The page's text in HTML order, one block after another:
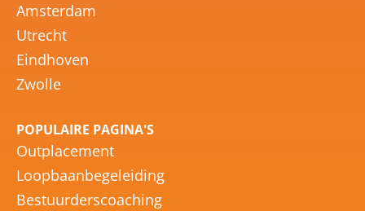
Amsterdam
Utrecht
Eindhoven
Zwolle
POPULAIRE PAGINA'S
Outplacement
Loopbaanbegeleiding
Bestuurderscoaching